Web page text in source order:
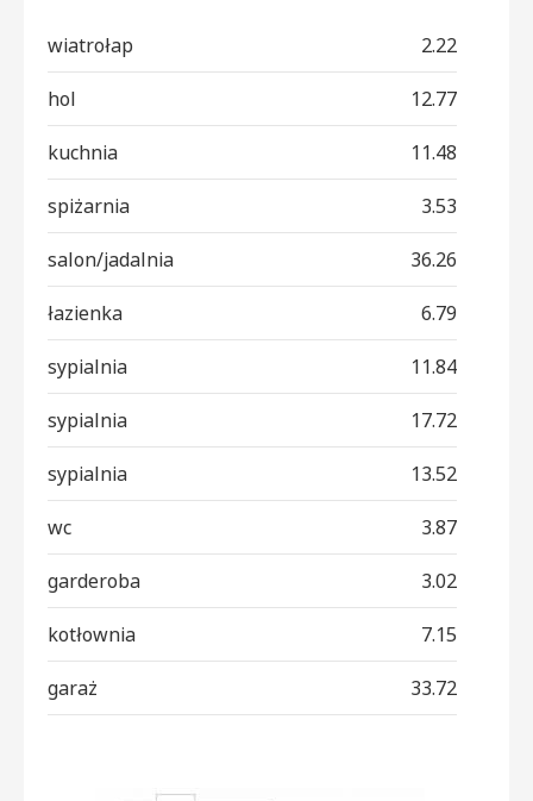
wiatrołap 2.22
hol 12.77
kuchnia 11.48
spiżarnia 3.53
salon/jadalnia 36.26
łazienka 6.79
sypialnia 11.84
sypialnia 17.72
sypialnia 13.52
wc 3.87
garderoba 3.02
kotłownia 7.15
garaż 33.72